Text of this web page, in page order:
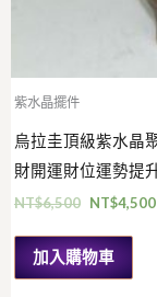
紫水晶擺件
烏拉圭頂級紫水晶
財開運財位運勢提
NT$6,500 NT$4,500
加入購物車